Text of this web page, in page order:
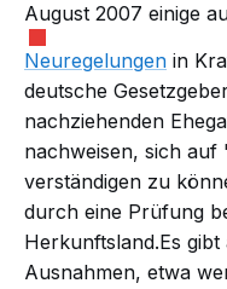
August 2007 einige
Neuregelungen in
deutsche
nachziehenden
nachweisen, sich
verständigen zu
durch eine Prüfung
Herkunftsland.Es
Ausnahmen, etwa